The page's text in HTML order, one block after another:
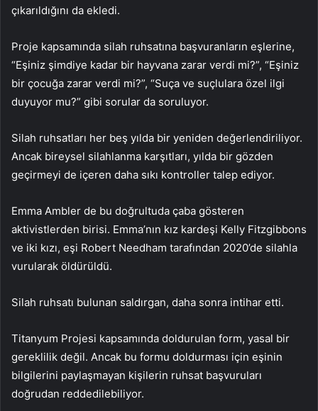
çıkarıldığını da ekledi.
Proje kapsamında silah ruhsatına başvuranların eşlerine,
“Eşiniz şimdiye kadar bir hayvana zarar verdi mi?”, “Eşiniz
bir çocuğa zarar verdi mi?”, “Suça ve suçlulara özel ilgi
duyuyor mu?” gibi sorular da soruluyor.
Silah ruhsatları her beş yılda bir yeniden değerlendiriliyor.
Ancak bireysel silahlanma karşıtları, yılda bir gözden
geçirmeyi de içeren daha sıkı kontroller talep ediyor.
Emma Ambler de bu doğrultuda çaba gösteren
aktivistlerden birisi. Emma’nın kız kardeşi Kelly Fitzgibbons
ve iki kızı, eşi Robert Needham tarafından 2020’de silahla
vurularak öldürüldü.
Silah ruhsatı bulunan saldırgan, daha sonra intihar etti.
Titanyum Projesi kapsamında doldurulan form, yasal bir
gereklilik değil. Ancak bu formu doldurması için eşinin
bilgilerini paylaşmayan kişilerin ruhsat başvuruları
doğrudan reddedilebiliyor.